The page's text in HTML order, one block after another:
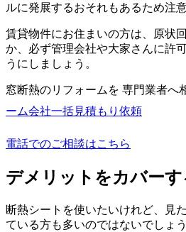
ルに発展するおそれもあるため注
賃貸物件にお住まいの方は、原状
か、必ず管理会社や大家さんに許
うにしましょう。
窓断熱のリフォームを 専門業者へ
ーム会社一括見積もり依頼
電話でのご相談はこちら
デメリットをカバーす
断熱シートを使いたいけれど、見
ている方も多いのではないでしょう